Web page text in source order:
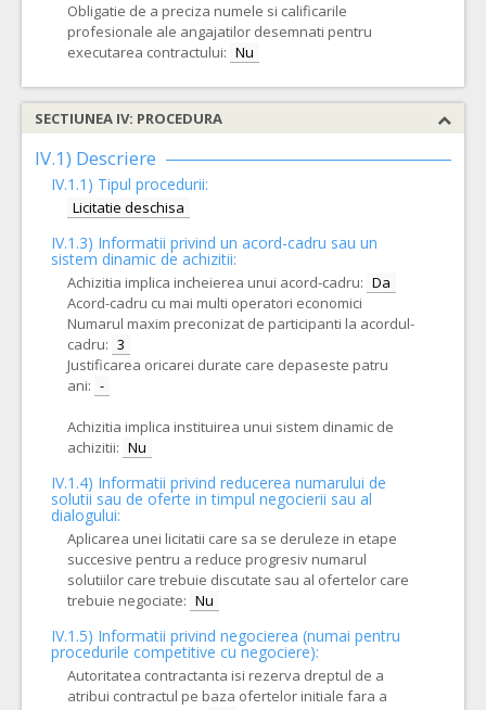
Obligatie de a preciza numele si calificarile
profesionale ale angajatilor desemnati pentru
executarea contractului: Nu
SECTIUNEA IV: PROCEDURA
IV.1) Descriere
IV.1.1) Tipul procedurii:
Licitatie deschisa
IV.1.3) Informatii privind un acord-cadru sau un
sistem dinamic de achizitii:
Achizitia implica incheierea unui acord-cadru: Da
Acord-cadru cu mai multi operatori economici
Numarul maxim preconizat de participanti la acordul-
cadru: 3
Justificarea oricarei durate care depaseste patru
ani: -
Achizitia implica instituirea unui sistem dinamic de
achizitii: Nu
IV.1.4) Informatii privind reducerea numarului de
solutii sau de oferte in timpul negocierii sau al
dialogului:
Aplicarea unei licitatii care sa se deruleze in etape
succesive pentru a reduce progresiv numarul
solutiilor care trebuie discutate sau al ofertelor care
trebuie negociate: Nu
IV.1.5) Informatii privind negocierea (numai pentru
procedurile competitive cu negociere):
Autoritatea contractanta isi rezerva dreptul de a
atribui contractul pe baza ofertelor initiale fara a